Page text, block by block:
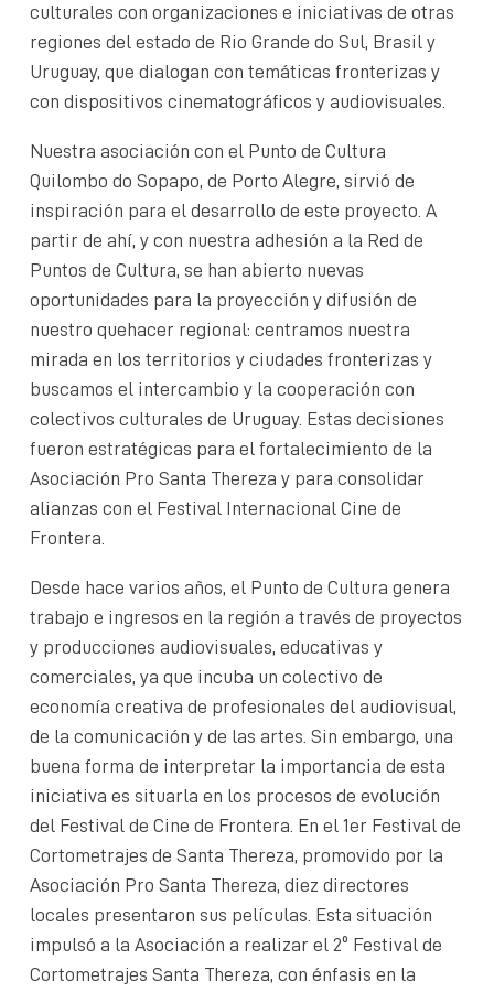
culturales con organizaciones e iniciativas de otras
regiones del estado de Rio Grande do Sul, Brasil y
Uruguay, que dialogan con temáticas fronterizas y
con dispositivos cinematográficos y audiovisuales.
Nuestra asociación con el Punto de Cultura
Quilombo do Sopapo, de Porto Alegre, sirvió de
inspiración para el desarrollo de este proyecto. A
partir de ahí, y con nuestra adhesión a la Red de
Puntos de Cultura, se han abierto nuevas
oportunidades para la proyección y difusión de
nuestro quehacer regional: centramos nuestra
mirada en los territorios y ciudades fronterizas y
buscamos el intercambio y la cooperación con
colectivos culturales de Uruguay. Estas decisiones
fueron estratégicas para el fortalecimiento de la
Asociación Pro Santa Thereza y para consolidar
alianzas con el Festival Internacional Cine de
Frontera.
Desde hace varios años, el Punto de Cultura genera
trabajo e ingresos en la región a través de proyectos
y producciones audiovisuales, educativas y
comerciales, ya que incuba un colectivo de
economía creativa de profesionales del audiovisual,
de la comunicación y de las artes. Sin embargo, una
buena forma de interpretar la importancia de esta
iniciativa es situarla en los procesos de evolución
del Festival de Cine de Frontera. En el 1er Festival de
Cortometrajes de Santa Thereza, promovido por la
Asociación Pro Santa Thereza, diez directores
locales presentaron sus películas. Esta situación
impulsó a la Asociación a realizar el 2º Festival de
Cortometrajes Santa Thereza, con énfasis en la